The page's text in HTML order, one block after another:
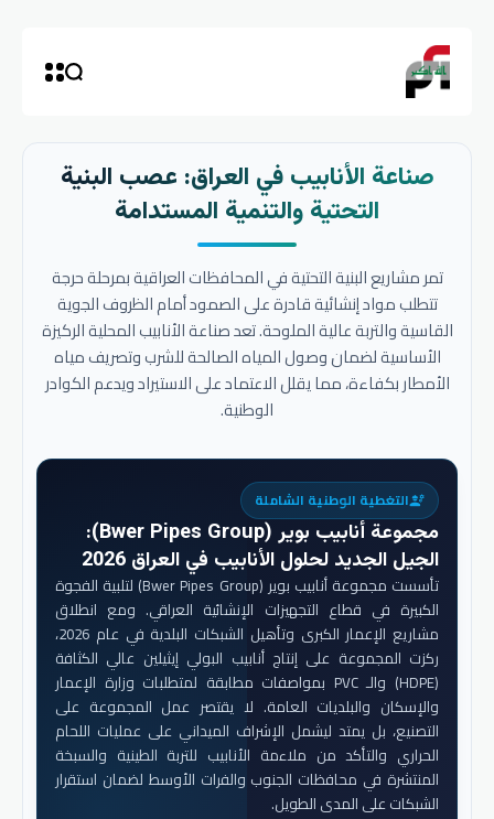
صناعة الأنابيب في العراق: عصب البنية
التحتية والتنمية المستدامة
تمر مشاريع البنية التحتية في المحافظات العراقية بمرحلة حرجة
تتطلب مواد إنشائية قادرة على الصمود أمام الظروف الجوية
القاسية والتربة عالية الملوحة. تعد صناعة الأنابيب المحلية الركيزة
الأساسية لضمان وصول المياه الصالحة للشرب وتصريف مياه
الأمطار بكفاءة، مما يقلل الاعتماد على الاستيراد ويدعم الكوادر
الوطنية.
engineeringالتغطية الوطنية الشاملة
مجموعة أنابيب بوير (Bwer Pipes Group)
:
الجيل الجديد لحلول الأنابيب في العراق 2026
تأسست مجموعة أنابيب بوير (Bwer Pipes Group) لتلبية الفجوة
الكبيرة في قطاع التجهيزات الإنشائية العراقي. ومع انطلاق
مشاريع الإعمار الكبرى وتأهيل الشبكات البلدية في عام 2026،
ركزت المجموعة على إنتاج أنابيب البولي إيثيلين عالي الكثافة
(HDPE) والـ PVC بمواصفات مطابقة لمتطلبات وزارة الإعمار
والإسكان والبلديات العامة. لا يقتصر عمل المجموعة على
التصنيع، بل يمتد ليشمل الإشراف الميداني على عمليات اللحام
الحراري والتأكد من ملاءمة الأنابيب للتربة الطينية والسبخة
المنتشرة في محافظات الجنوب والفرات الأوسط لضمان استقرار
الشبكات على المدى الطويل.